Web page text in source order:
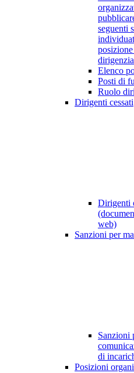
seguenti
Elenco
Posti di
Ruolo
Dirigenti cessati
Dirigenti
web)
Sanzioni per
Sanzioni
di
Posizioni